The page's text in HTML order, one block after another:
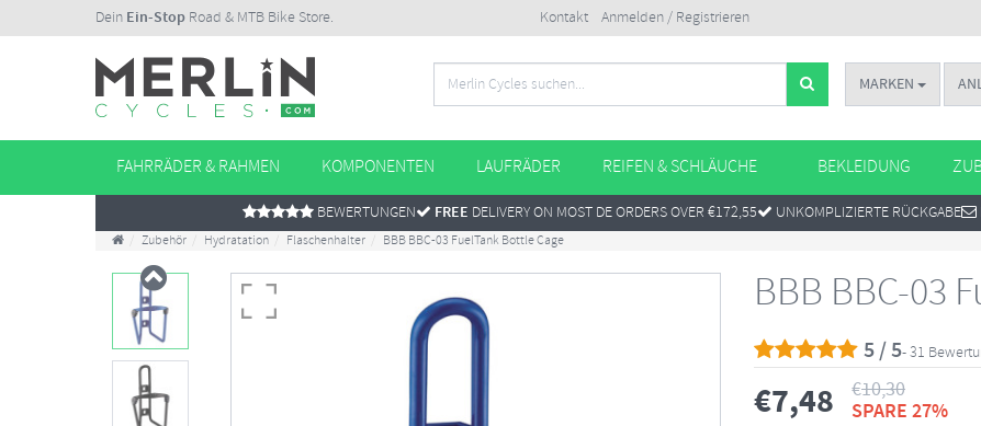
Dein Ein-Stop Road & MTB Bike Store. Kontakt Anmelden / Registrieren
MARKEN
FAHRRÄDER & RAHMEN KOMPONENTEN LAUFRÄDER REIFEN & SCHLÄUCHE BEKLEIDUNG
BEWERTUNGEN FREE DELIVERY ON MOST DE ORDERS OVER €172,55 UNKOMPLIZIERTE RÜCKGABE
Zubehör Hydratation Flaschenhalter BBB BBC-03 FuelTank Bottle Cage
BBB BBC-03
5 / 5- 31
€7,48 €10,30
SPARE 27%